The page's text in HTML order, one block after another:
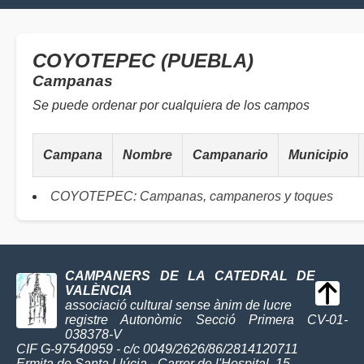
COYOTEPEC (PUEBLA)
Campanas
Se puede ordenar por cualquiera de los campos
Campana Nombre Campanario Municipio
COYOTEPEC: Campanas, campaneros y toques
CAMPANERS DE LA CATEDRAL DE
VALÈNCIA
associació cultural sense ànim de lucre
registre Autonòmic Secció Primera CV-01-
038378-V
CIF G-97540959 - c/c 0049/2626/86/2814120711